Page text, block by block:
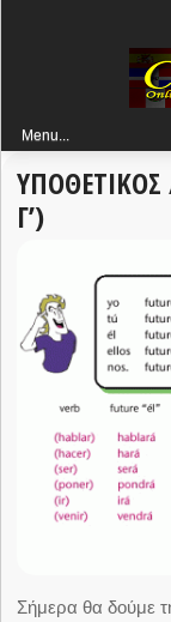
ΥΠΟΘΕΤΙΚΟΣ
Γ’)
Σήμερα θα δούμε